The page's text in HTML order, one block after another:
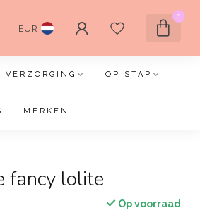
EUR
0
VERZORGING OP STAP
MERKEN
fancy lolite
Op voorraad